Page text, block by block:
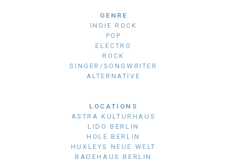
GENRE
INDIE ROCK
POP
ELECTRO
ROCK
SINGER/SONGWRITER
ALTERNATIVE
LOCATIONS
ASTRA KULTURHAUS
LIDO BERLIN
HOLE BERLIN
HUXLEYS NEUE WELT
BADEHAUS BERLIN